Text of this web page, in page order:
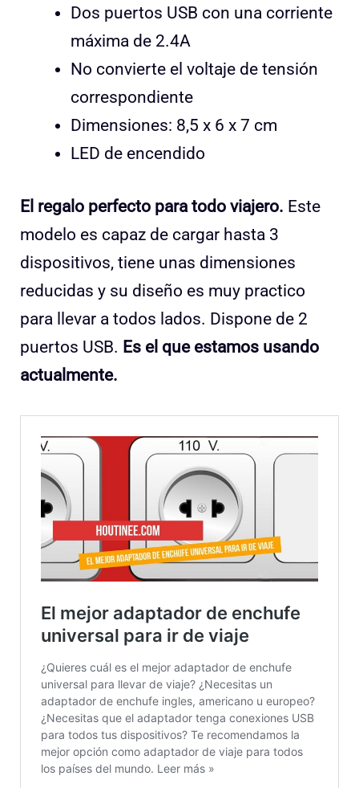
Dos puertos USB con una corriente
máxima de 2.4A
No convierte el voltaje de tensión
correspondiente
Dimensiones: 8,5 x 6 x 7 cm
LED de encendido
El regalo perfecto para todo viajero. Este
modelo es capaz de cargar hasta 3
dispositivos, tiene unas dimensiones
reducidas y su diseño es muy practico
para llevar a todos lados. Dispone de 2
puertos USB. Es el que estamos usando
actualmente.